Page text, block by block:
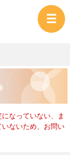
なっていない、ま
いないため、お問い